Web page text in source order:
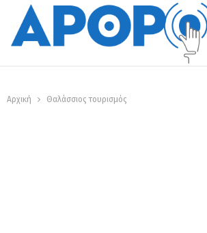
Αρχική Θαλάσσιος τουρισμός